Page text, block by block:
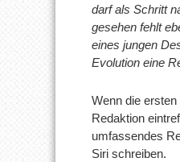
darf als Schritt
gesehen fehlt
eines jungen
Evolution eine
Wenn die
Redaktion
umfassendes
Siri schreiben.